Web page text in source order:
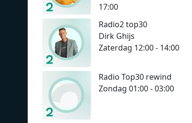
17:00
Radio2 top30
Dirk Ghijs
Zaterdag 12:00 - 14:00
Radio Top30 rewind
Zondag 01:00 - 03:00